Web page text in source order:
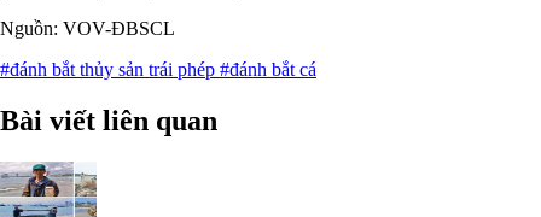
Nguồn: VOV-ĐBSCL
#đánh bắt thủy sản trái phép #đánh bắt cá
Bài viết liên quan